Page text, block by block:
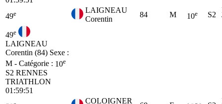
49e
LAIGNEAU
Corentin
84 M 10e S2
49e
LAIGNEAU
Corentin (84) Sexe :
M - Catégorie : 10e
S2 RENNES
TRIATHLON
01:59:51
COLOIGNER